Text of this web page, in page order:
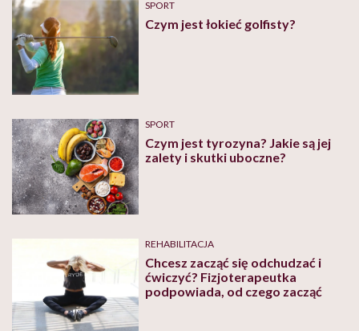
SPORT
Czym jest łokieć golfisty?
SPORT
Czym jest tyrozyna? Jakie są jej
zalety i skutki uboczne?
REHABILITACJA
Chcesz zacząć się odchudzać i
ćwiczyć? Fizjoterapeutka
podpowiada, od czego zacząć